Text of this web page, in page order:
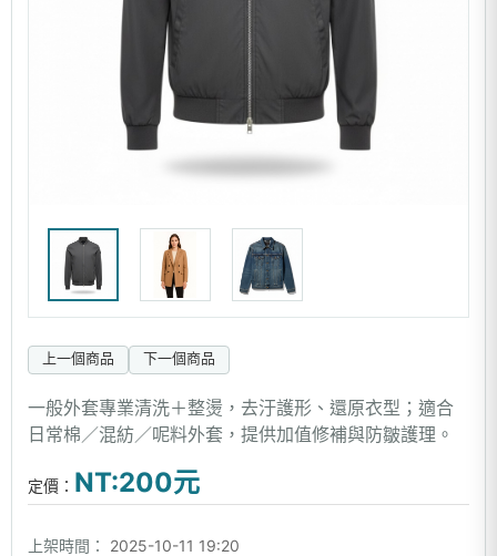
上一個商品 下一個商品
一般外套專業清洗＋整燙，去汙護形、還原衣型；適合
日常棉／混紡／呢料外套，提供加值修補與防皺護理。
定價： NT:200元
上架時間：
2025-10-11 19:20